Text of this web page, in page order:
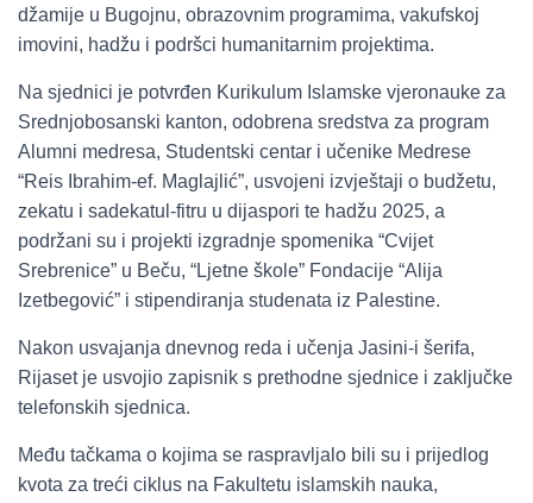
džamije u Bugojnu, obrazovnim programima, vakufskoj
imovini, hadžu i podršci humanitarnim projektima.
Na sjednici je potvrđen Kurikulum Islamske vjeronauke za
Srednjobosanski kanton, odobrena sredstva za program
Alumni medresa, Studentski centar i učenike Medrese
“Reis Ibrahim-ef. Maglajlić”, usvojeni izvještaji o budžetu,
zekatu i sadekatul-fitru u dijaspori te hadžu 2025, a
podržani su i projekti izgradnje spomenika “Cvijet
Srebrenice” u Beču, “Ljetne škole” Fondacije “Alija
Izetbegović” i stipendiranja studenata iz Palestine.
Nakon usvajanja dnevnog reda i učenja Jasini-i šerifa,
Rijaset je usvojio zapisnik s prethodne sjednice i zaključke
telefonskih sjednica.
Među tačkama o kojima se raspravljalo bili su i prijedlog
kvota za treći ciklus na Fakultetu islamskih nauka,